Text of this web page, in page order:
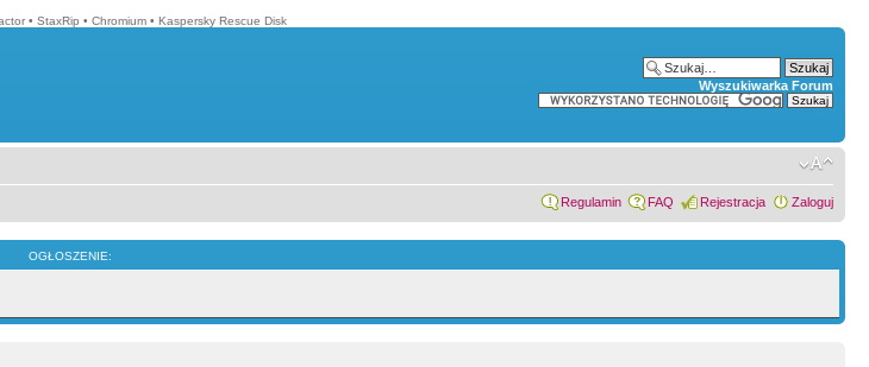
• StaxRip • Chromium • Kaspersky Rescue Disk
Wyszukiwarka Forum
Regulamin FAQ Rejestracja Zaloguj
OGŁOSZENIE: